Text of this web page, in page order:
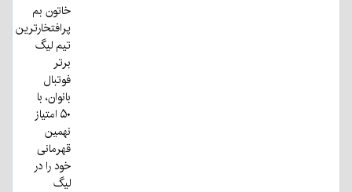
خاتون بم
پرافتخارترین
تیم لیگ
برتر
فوتبال
بانوان، با
۵۰ امتیاز
نهمین
قهرمانی
خود را در
لیگ